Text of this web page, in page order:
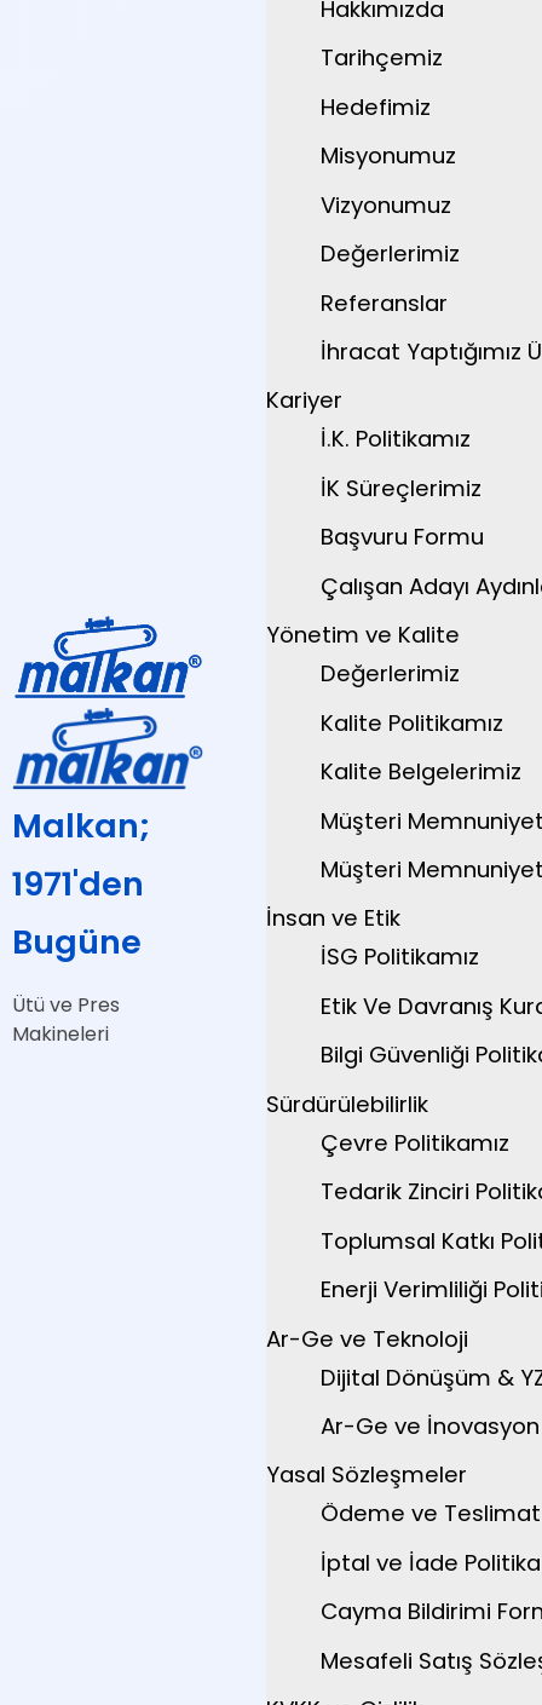
Malkan;
1971'den
Bugüne
Ütü ve Pres
Makineleri
Hakkımızda
Tarihçemiz
Hedefimiz
Misyonumuz
Vizyonumuz
Değerlerimiz
Referanslar
İhracat Yaptığımız
Kariyer
İ.K. Politikamız
İK Süreçlerimiz
Başvuru Formu
Çalışan Adayı
Yönetim ve Kalite
Değerlerimiz
Kalite Politikamız
Kalite Belgelerimiz
Müşteri
Müşteri
İnsan ve Etik
İSG Politikamız
Etik Ve Davranış
Bilgi Güvenliği
Sürdürülebilirlik
Çevre Politikamız
Tedarik Zinciri
Toplumsal Katkı
Enerji Verimliliği
Ar-Ge ve Teknoloji
Dijital Dönüşüm &
Ar-Ge ve İnovasyon
Yasal Sözleşmeler
Ödeme ve Teslimat
İptal ve İade
Cayma Bildirimi
Mesafeli Satış